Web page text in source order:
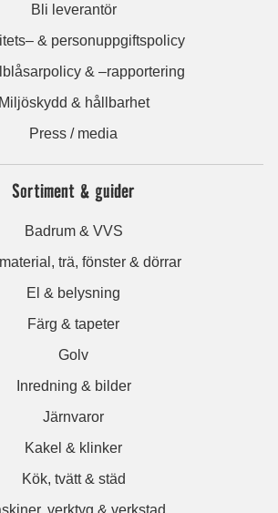
Bli leverantör
& personuppgiftspolicy
& –rapportering
Miljöskydd & hållbarhet
Press / media
Sortiment & guider
Badrum & VVS
trä, fönster & dörrar
El & belysning
Färg & tapeter
Golv
Inredning & bilder
Järnvaror
Kakel & klinker
Kök, tvätt & städ
verktyg & verkstad